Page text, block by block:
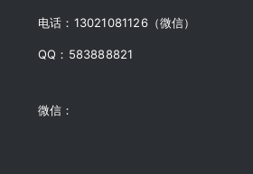
电话：13021081126（微信）
QQ：583888821
微信：